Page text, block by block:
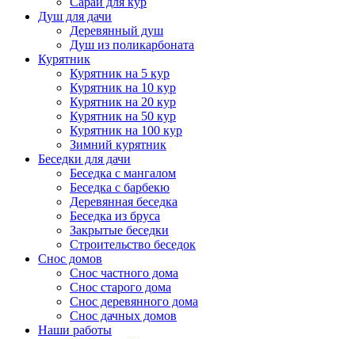
Душ для дачи
Деревянный душ
Душ из поликарбоната
Курятник
Курятник на 5 кур
Курятник на 10 кур
Курятник на 20 кур
Курятник на 50 кур
Курятник на 100 кур
Зимний курятник
Беседки для дачи
Беседка с мангалом
Беседка с барбекю
Деревянная беседка
Беседка из бруса
Закрытые беседки
Строительство беседок
Снос домов
Снос частного дома
Снос старого дома
Снос деревянного дома
Снос дачных домов
Наши работы